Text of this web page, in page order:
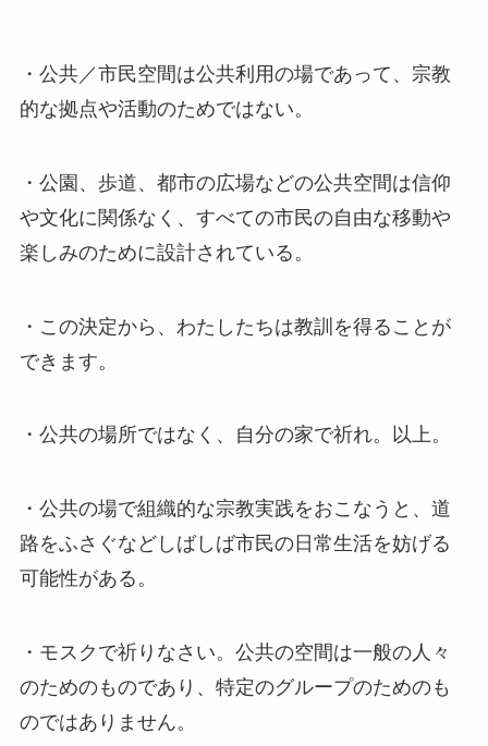
・公共／市民空間は公共利用の場であって、宗教
的な拠点や活動のためではない。
・公園、歩道、都市の広場などの公共空間は信仰
や文化に関係なく、すべての市民の自由な移動や
楽しみのために設計されている。
・この決定から、わたしたちは教訓を得ることが
できます。
・公共の場所ではなく、自分の家で祈れ。以上。
・公共の場で組織的な宗教実践をおこなうと、道
路をふさぐなどしばしば市民の日常生活を妨げる
可能性がある。
・モスクで祈りなさい。公共の空間は一般の人々
のためのものであり、特定のグループのためのも
のではありません。